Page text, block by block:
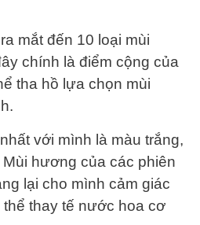
mắt đến 10 loại mùi
chính là điểm cộng của
tha hồ lựa chọn mùi
với mình là màu trắng,
hương của các phiên
lại cho mình cảm giác
thay tế nước hoa cơ